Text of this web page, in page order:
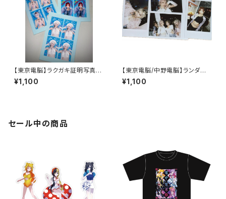
【東京電脳】ラクガキ証明写真風
ステッカー
¥1,100
【東京電脳/中野電脳】ランダム
チェキ - 7/25 NEOKYO CR
UISE衣装-
¥1,100
セール中の商品